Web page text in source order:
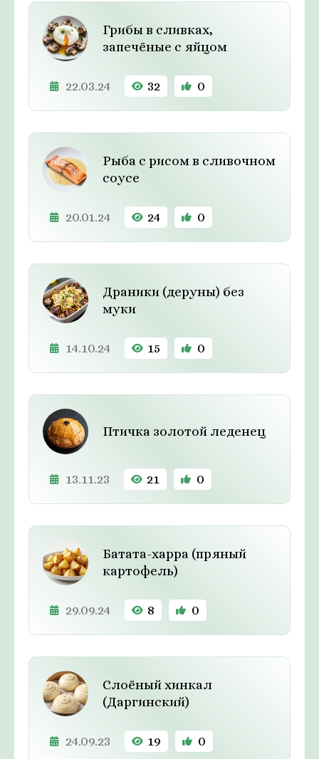
Грибы в сливках,
запечёные с яйцом
22.03.24 32 0
Рыба с рисом в сливочном
соусе
20.01.24 24 0
Драники (деруны) без
муки
14.10.24 15 0
Птичка золотой леденец
13.11.23 21 0
Батата-харра (пряный
картофель)
29.09.24 8 0
Слоёный хинкал
(Даргинский)
24.09.23 19 0